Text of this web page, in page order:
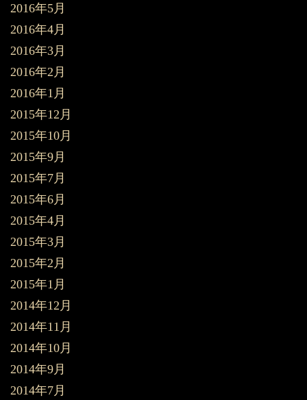
2016年5月
2016年4月
2016年3月
2016年2月
2016年1月
2015年12月
2015年10月
2015年9月
2015年7月
2015年6月
2015年4月
2015年3月
2015年2月
2015年1月
2014年12月
2014年11月
2014年10月
2014年9月
2014年7月